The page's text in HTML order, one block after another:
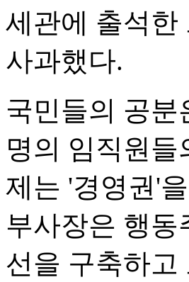
세관에 출석한
사과했다.
국민들의 공분
명의 임직원
제는 '경영권'
부사장은 행동
선을 구축하고